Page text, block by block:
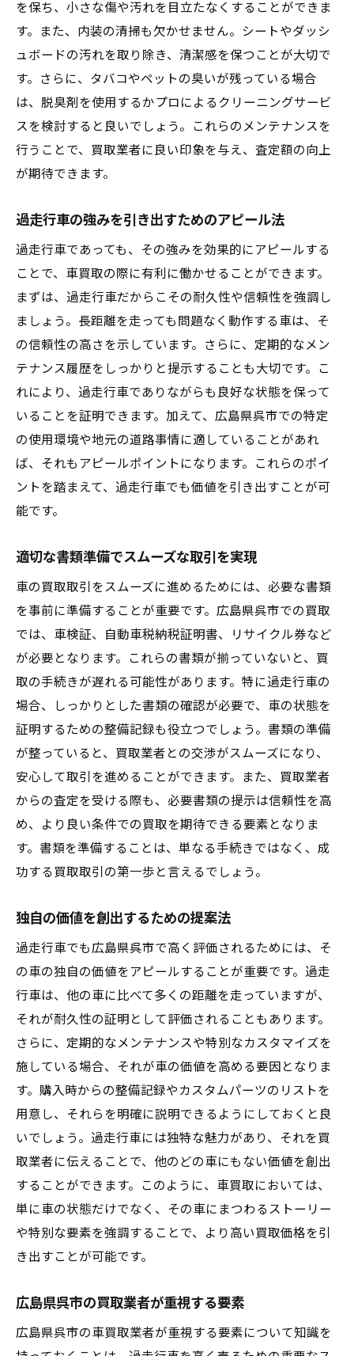
を保ち、小さな傷や汚れを目立たなくすることができま
す。また、内装の清掃も欠かせません。シートやダッシ
ュボードの汚れを取り除き、清潔感を保つことが大切で
す。さらに、タバコやペットの臭いが残っている場合
は、脱臭剤を使用するかプロによるクリーニングサービ
スを検討すると良いでしょう。これらのメンテナンスを
行うことで、買取業者に良い印象を与え、査定額の向上
が期待できます。
過走行車の強みを引き出すためのアピール法
過走行車であっても、その強みを効果的にアピールする
ことで、車買取の際に有利に働かせることができます。
まずは、過走行車だからこその耐久性や信頼性を強調し
ましょう。長距離を走っても問題なく動作する車は、そ
の信頼性の高さを示しています。さらに、定期的なメン
テナンス履歴をしっかりと提示することも大切です。こ
れにより、過走行車でありながらも良好な状態を保って
いることを証明できます。加えて、広島県呉市での特定
の使用環境や地元の道路事情に適していることがあれ
ば、それもアピールポイントになります。これらのポイ
ントを踏まえて、過走行車でも価値を引き出すことが可
能です。
適切な書類準備でスムーズな取引を実現
車の買取取引をスムーズに進めるためには、必要な書類
を事前に準備することが重要です。広島県呉市での買取
では、車検証、自動車税納税証明書、リサイクル券など
が必要となります。これらの書類が揃っていないと、買
取の手続きが遅れる可能性があります。特に過走行車の
場合、しっかりとした書類の確認が必要で、車の状態を
証明するための整備記録も役立つでしょう。書類の準備
が整っていると、買取業者との交渉がスムーズになり、
安心して取引を進めることができます。また、買取業者
からの査定を受ける際も、必要書類の提示は信頼性を高
め、より良い条件での買取を期待できる要素となりま
す。書類を準備することは、単なる手続きではなく、成
功する買取取引の第一歩と言えるでしょう。
独自の価値を創出するための提案法
過走行車でも広島県呉市で高く評価されるためには、そ
の車の独自の価値をアピールすることが重要です。過走
行車は、他の車に比べて多くの距離を走っていますが、
それが耐久性の証明として評価されることもあります。
さらに、定期的なメンテナンスや特別なカスタマイズを
施している場合、それが車の価値を高める要因となりま
す。購入時からの整備記録やカスタムパーツのリストを
用意し、それらを明確に説明できるようにしておくと良
いでしょう。過走行車には独特な魅力があり、それを買
取業者に伝えることで、他のどの車にもない価値を創出
することができます。このように、車買取においては、
単に車の状態だけでなく、その車にまつわるストーリー
や特別な要素を強調することで、より高い買取価格を引
き出すことが可能です。
広島県呉市の買取業者が重視する要素
広島県呉市の車買取業者が重視する要素について知識を